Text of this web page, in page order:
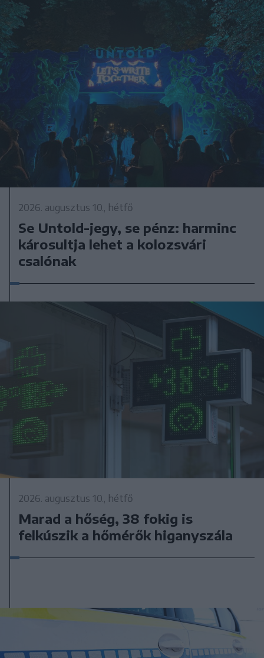
2026. augusztus 10., hétfő
Se Untold-jegy, se pénz: harminc
károsultja lehet a kolozsvári
csalónak
2026. augusztus 10., hétfő
Marad a hőség, 38 fokig is
felkúszik a hőmérők higanyszála